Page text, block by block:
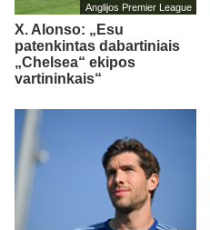
Anglijos Premier League
X. Alonso: „Esu
patenkintas dabartiniais
„Chelsea“ ekipos
vartininkais“